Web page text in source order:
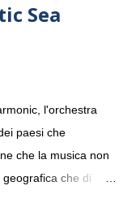
Sea
l'orchestra
paesi che
che la musica non
che di